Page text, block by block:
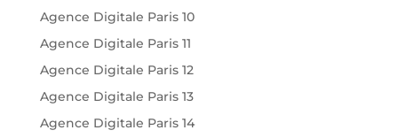
Agence Digitale Paris 10
Agence Digitale Paris 11
Agence Digitale Paris 12
Agence Digitale Paris 13
Agence Digitale Paris 14